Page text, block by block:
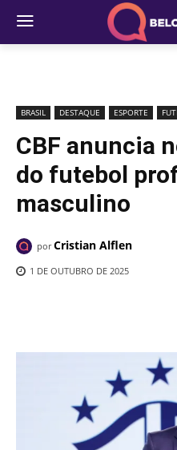
BRASIL DESTAQUE ESPORTE
CBF anuncia
do futebol
masculino
por Cristian Alflen
1 DE OUTUBRO DE 2025